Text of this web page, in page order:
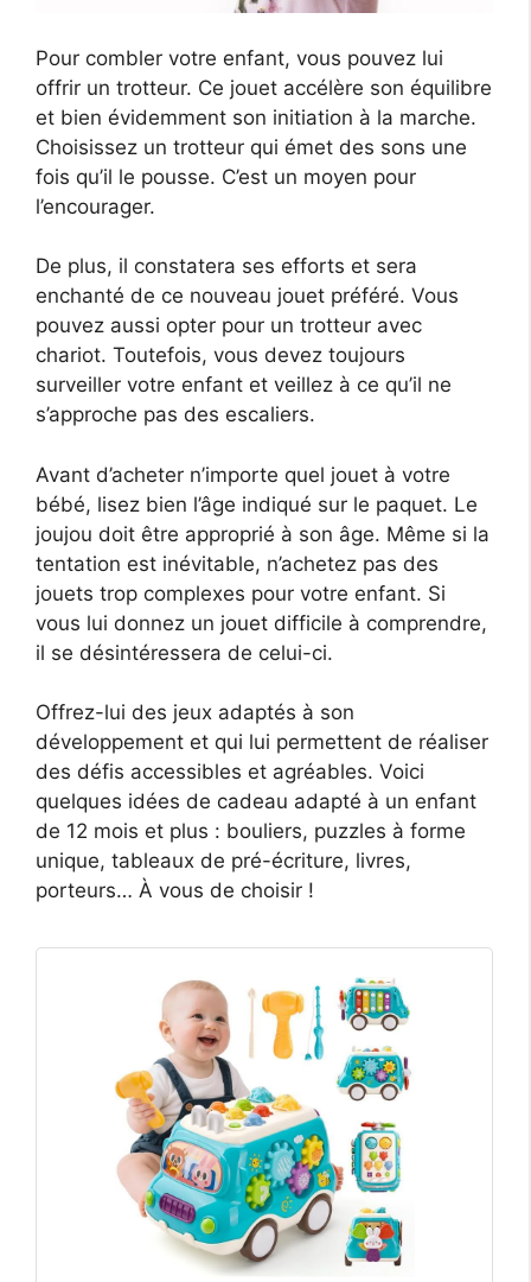
Pour combler votre enfant, vous pouvez lui
offrir un trotteur. Ce jouet accélère son équilibre
et bien évidemment son initiation à la marche.
Choisissez un trotteur qui émet des sons une
fois qu’il le pousse. C’est un moyen pour
l’encourager.
De plus, il constatera ses efforts et sera
enchanté de ce nouveau jouet préféré. Vous
pouvez aussi opter pour un trotteur avec
chariot. Toutefois, vous devez toujours
surveiller votre enfant et veillez à ce qu’il ne
s’approche pas des escaliers.
Avant d’acheter n’importe quel jouet à votre
bébé, lisez bien l’âge indiqué sur le paquet. Le
joujou doit être approprié à son âge. Même si la
tentation est inévitable, n’achetez pas des
jouets trop complexes pour votre enfant. Si
vous lui donnez un jouet difficile à comprendre,
il se désintéressera de celui-ci.
Offrez-lui des jeux adaptés à son
développement et qui lui permettent de réaliser
des défis accessibles et agréables. Voici
quelques idées de cadeau adapté à un enfant
de 12 mois et plus : bouliers, puzzles à forme
unique, tableaux de pré-écriture, livres,
porteurs… À vous de choisir !